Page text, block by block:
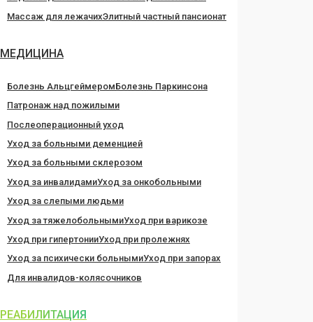
Массаж для лежачихЭлитный частный пансионат
МЕДИЦИНА
Болезнь АльцгеймеромБолезнь Паркинсона
Патронаж над пожилыми
Послеоперационный уход
Уход за больными деменцией
Уход за больными склерозом
Уход за инвалидамиУход за онкобольными
Уход за слепыми людьми
Уход за тяжелобольнымиУход при варикозе
Уход при гипертонииУход при пролежнях
Уход за психически больнымиУход при запорах
Для инвалидов-колясочников
РЕАБИЛИТАЦИЯ